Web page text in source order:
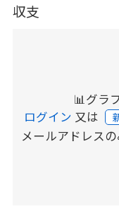
収支
📊グラ
ログイン 又は
メールアドレス